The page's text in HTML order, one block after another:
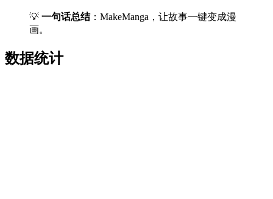
💡 一句话总结：MakeManga，让故事一键变成漫
画。
数据统计